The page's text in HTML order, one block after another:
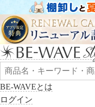
BE-WAVEとは
ログイン